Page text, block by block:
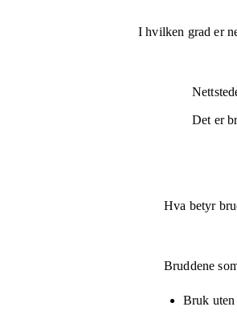
I hvilken grad er
Det er
Hva betyr
Bruddene
Bruk uten